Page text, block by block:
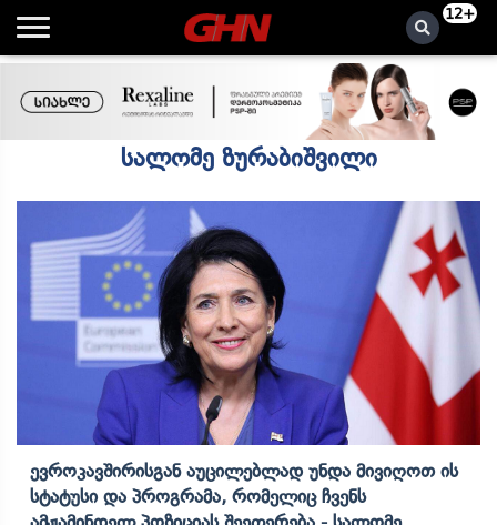
12+
სალომე ზურაბიშვილი
Ევროკავშირისგან Აუცილებლად Უნდა Მივიღოთ Ის
Სტატუსი Და Პროგრამა, Რომელიც Ჩვენს